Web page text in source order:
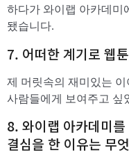
하다가 와이랩 아카데미
됐습니다.
​7. 어떠한 계기로 웹
제 머릿속의 재미있는
사람들에게 보여주고 싶
​8. 와이랩 아카데미
결심을 한 이유는 무